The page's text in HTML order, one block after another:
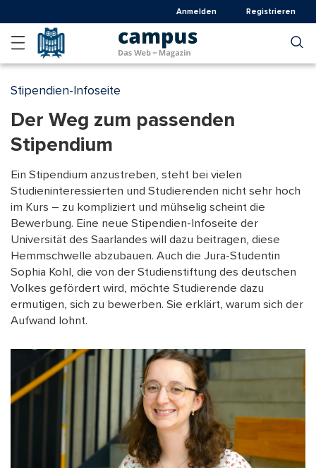
zum
Inhalt
Anmelden Registrieren
Stipendien-Infoseite
Der Weg zum passenden
Stipendium
Ein Stipendium anzustreben, steht bei vielen
Studieninteressierten und Studierenden nicht sehr hoch
im Kurs – zu kompliziert und mühselig scheint die
Bewerbung. Eine neue Stipendien-Infoseite der
Universität des Saarlandes will dazu beitragen, diese
Hemmschwelle abzubauen. Auch die Jura-Studentin
Sophia Kohl, die von der Studienstiftung des deutschen
Volkes gefördert wird, möchte Studierende dazu
ermutigen, sich zu bewerben. Sie erklärt, warum sich der
Aufwand lohnt.